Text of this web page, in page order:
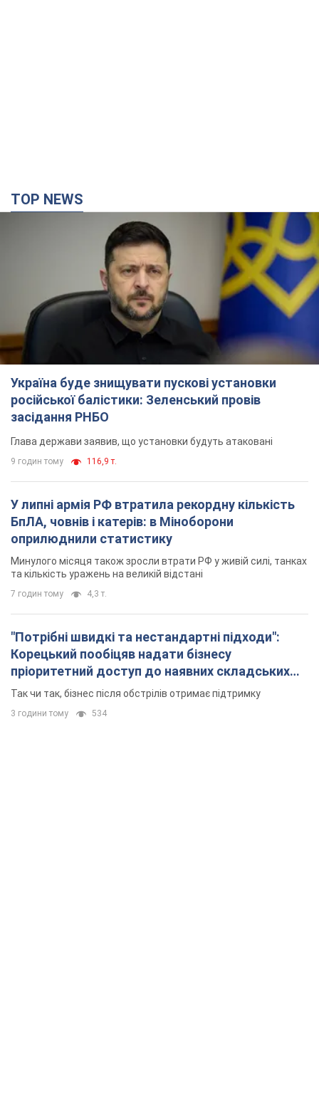
TOP NEWS
Україна буде знищувати пускові установки
російської балістики: Зеленський провів
засідання РНБО
Глава держави заявив, що установки будуть атаковані
9 годин тому 116,9 т.
У липні армія РФ втратила рекордну кількість
БпЛА, човнів і катерів: в Міноборони
оприлюднили статистику
Минулого місяця також зросли втрати РФ у живій силі, танках
та кількість уражень на великій відстані
7 годин тому 4,3 т.
"Потрібні швидкі та нестандартні підходи":
Корецький пообіцяв надати бізнесу
пріоритетний доступ до наявних складських
приміщень
Так чи так, бізнес після обстрілів отримає підтримку
3 години тому 534